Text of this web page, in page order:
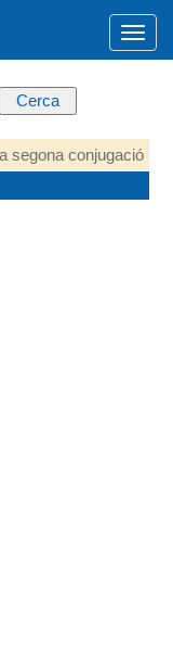
segona conjugació